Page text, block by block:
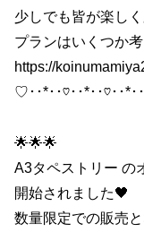
少しでも皆が楽し
プランはいくつか
https://
♡･･*･･♡･･*･･♡･･*･
🌟🌟🌟
A3タペストリー の
開始されました🖤
数量限定での販売